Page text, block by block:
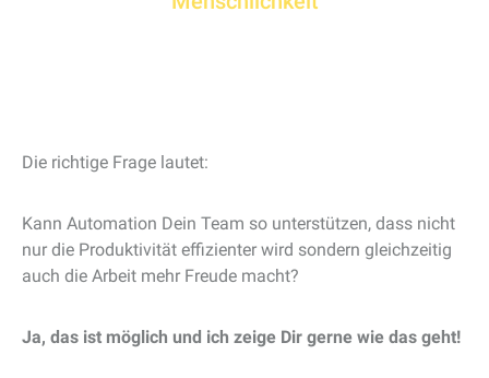
Die richtige Frage lautet:
Kann Automation Dein Team so unterstützen, dass nicht
nur die Produktivität effizienter wird sondern gleichzeitig
auch die Arbeit mehr Freude macht?
Ja, das ist möglich und ich zeige Dir gerne wie das geht!